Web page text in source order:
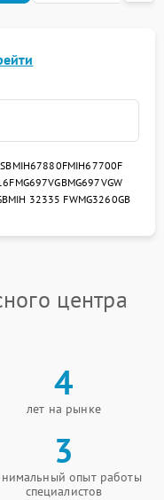
MIH67880FMIH67700F
MG697VGBMG697VGW
MIH 32335 FWMG3260GB
центра
4
лет на рынке
3
опыт работы
специалистов